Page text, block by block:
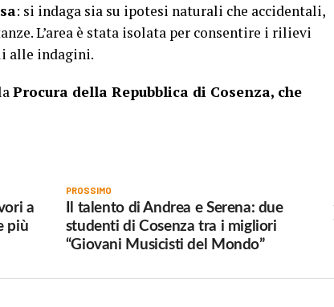
: si indaga sia su ipotesi naturali che accidentali,
L’area è stata isolata per consentire i rilievi
alle indagini.
Procura della Repubblica di Cosenza, che
PROSSIMO
Il talento di Andrea e Serena: due
studenti di Cosenza tra i migliori
“Giovani Musicisti del Mondo”
a
più